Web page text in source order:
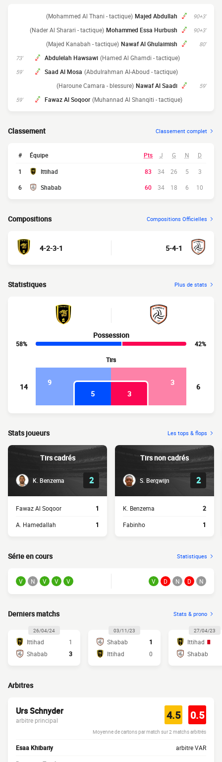
90+3'
Majed Abdullah
(Mohammed Al Thani - tactique)
90+3'
Mohammed Essa Hurbush
(Nader Al Sharari - tactique)
80'
Nawaf Al Ghulaimish
(Majed Kanabah - tactique)
73' Abdulelah Hawsawi (Hamed Al Ghamdi - tactique)
59' Saad Al Mosa (Abdulrahman Al-Aboud - tactique)
59'
Nawaf Al Saadi
(Haroune Camara - blessure)
59' Fawaz Al Soqoor (Muhannad Al Shanqiti - tactique)
Classement Classement complet
# Équipe Pts J G N D
1 Ittihad 83 34 26 5
3
6
Shabab 60 34 18 6 10
Compositions Compositions Officielles
4-2-3-1 5-4-1
Statistiques Plus de stats
Possession
58%
42%
Tirs
14 9
3
5
3
6
Stats joueurs Les tops & flops
Tirs cadrés
K. Benzema 2
Fawaz Al Soqoor 1
A. Hamedallah 1
Tirs non cadrés
S. Bergwijn 2
K. Benzema 2
Fabinho 1
Série en cours Statistiques
V N V V V V D N D N
Derniers matchs Stats & prono
26/04/24
Ittihad
1
Shabab
3
03/11/23
Shabab
1
Ittihad
0
27/04/23
Ittihad
Shabab
Arbitres
Urs Schnyder
arbitre principal 4.5 0.5
Moyenne de cartons par match sur 2 matchs arbitrés
Esaa Khibariy arbitre VAR